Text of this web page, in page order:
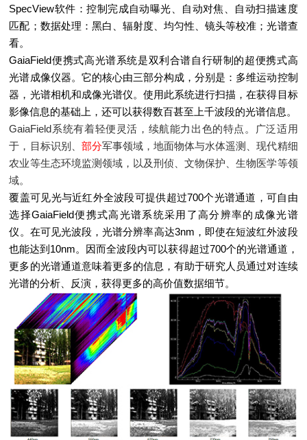
SpecView软件：控制完成自动曝光、自动对焦、自动扫描速度
匹配；数据处理：黑白、辐射度、均匀性、镜头等校准；光谱查
看。
GaiaField便携式高光谱系统是双利合谱自行研制的超便携式高
光谱成像仪器。它的核心由三部分构成，分别是：多维运动控制
器，光谱相机和成像光谱仪。使用此系统进行扫描，在获得目标
影像信息的基础上，还可以获得数百甚至上千波段的光谱信息。
GaiaField系统有着轻便灵活，续航能力出色的特点。广泛适用
于，目标识别、 部分军事领域，地面物体与水体遥测、现代精细
农业等生态环境监测领域，以及刑侦、文物保护、生物医学等领
域。
覆盖可见光与近红外全波段可提供超过700个光谱通道，可自由
选择GaiaField便携式高光谱系统采用了高分辨率的成像光谱
仪。在可见光波段，光谱分辨率高达3nm，即使在短波红外波段
也能达到10nm。因而全波段内可以获得超过700个的光谱通道，
更多的光谱通道意味着更多的信息，有助于研究人员通过对连续
光谱的分析、反演，获得更多的高价值数据细节。